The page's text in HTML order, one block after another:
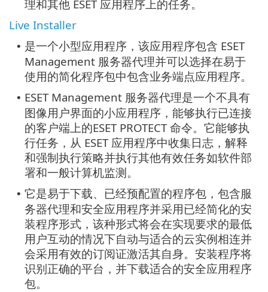
理和其他 ESET 应用程序上的任务。
Live Installer
• 是一个小型应用程序，该应用程序包含 ESET
Management 服务器代理并可以选择在易于
使用的简化程序包中包含业务端点应用程序。
• ESET Management 服务器代理是一个不具有
图像用户界面的小应用程序，能够执行已连接
的客户端上的ESET PROTECT 命令。它能够执
行任务，从 ESET 应用程序中收集日志，解释
和强制执行策略并执行其他有效任务如软件部
署和一般计算机监测。
• 它是易于下载、已经预配置的程序包，包含服
务器代理和安全应用程序并采用已经简化的安
装程序形式，该种形式将会在实现要求的最低
用户互动的情况下自动与适合的云实例相连并
会采用有效的订阅证激活其自身。安装程序将
识别正确的平台，并下载适合的安全应用程序
包。